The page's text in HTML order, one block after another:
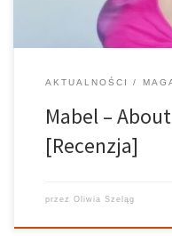
AKTUALNOŚCI
Mabel –
[Recenzja]
przez Oliwia Szeląg